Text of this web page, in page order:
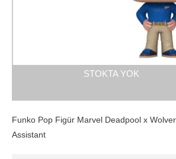
STOKTA YOK
Funko Pop Figür Marvel Deadpool x
Assistant